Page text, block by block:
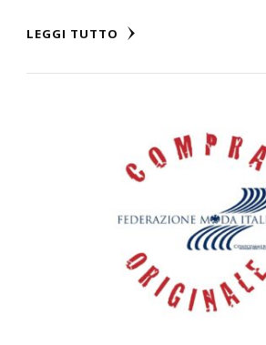
LEGGI TUTTO